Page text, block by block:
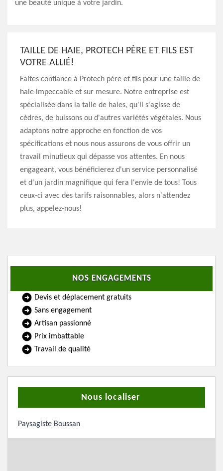
une beauté unique à votre jardin.
TAILLE DE HAIE, PROTECH PÈRE ET FILS EST
VOTRE ALLIÉ!
Faites confiance à Protech père et fils pour une taille de
haie impeccable et sur mesure. Notre entreprise est
spécialisée dans la talle de haies, qu'il s'agisse de
cèdres, de buissons ou d'autres variétés végétales. Nous
adaptons notre approche en fonction de vos
spécifications et nous nous assurons de vous offrir un
travail minutieux qui dépasse vos attentes. En nous
engageant, vous bénéficierez d'un service personnalisé
et d'un jardin magnifique qui fera l'envie de tous! Tous
ceux-ci avec des tarifs raisonnables, alors n'attendez
plus, appelez-nous!
NOS ENGAGEMENTS
Devis et déplacement gratuits
Sans engagement
Artisan passionné
Prix imbattable
Travail de qualité
Nous localiser
Paysagiste Boussan